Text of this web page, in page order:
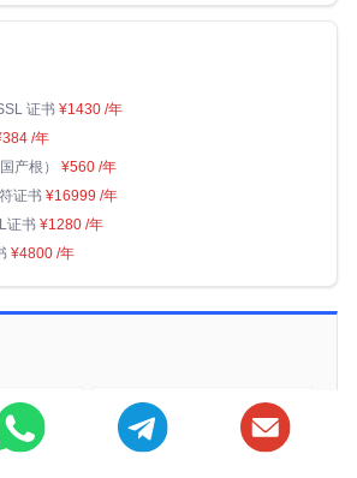
证书 ¥1430 /年
/年
产根） ¥560 /年
证书 ¥16999 /年
证书 ¥1280 /年
¥4800 /年